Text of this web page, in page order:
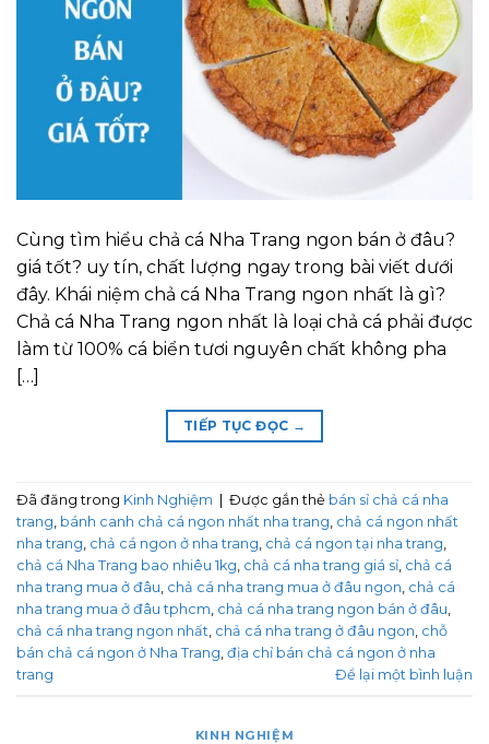
Cùng tìm hiểu chả cá Nha Trang ngon bán ở đâu?
giá tốt? uy tín, chất lượng ngay trong bài viết dưới
đây. Khái niệm chả cá Nha Trang ngon nhất là gì?
Chả cá Nha Trang ngon nhất là loại chả cá phải được
làm từ 100% cá biển tươi nguyên chất không pha
[…]
TIẾP TỤC ĐỌC →
Đã đăng trong Kinh Nghiệm Được gắn thẻ bán sỉ chả cá nha
trang, bánh canh chả cá ngon nhất nha trang, chả cá ngon nhất
nha trang, chả cá ngon ở nha trang, chả cá ngon tại nha trang,
chả cá Nha Trang bao nhiêu 1kg, chả cá nha trang giá sỉ, chả cá
nha trang mua ở đâu, chả cá nha trang mua ở đâu ngon, chả cá
nha trang mua ở đâu tphcm, chả cá nha trang ngon bán ở đâu,
chả cá nha trang ngon nhất, chả cá nha trang ở đâu ngon, chỗ
bán chả cá ngon ở Nha Trang, địa chỉ bán chả cá ngon ở nha
trang
Để lại một bình luận
KINH NGHIỆM